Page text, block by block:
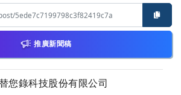
推廣新聞稿
您錄科技股份有限公司